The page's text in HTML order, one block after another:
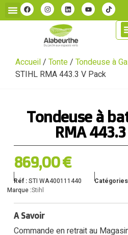
Accueil/ Tonte/ Tondeuse à
STIHL RMA 443.3 V Pack
Tondeuse à
RMA
869,00€
Réf :STI WA400111440
Marque :Stihl
A Savoir
Commande en retrait au